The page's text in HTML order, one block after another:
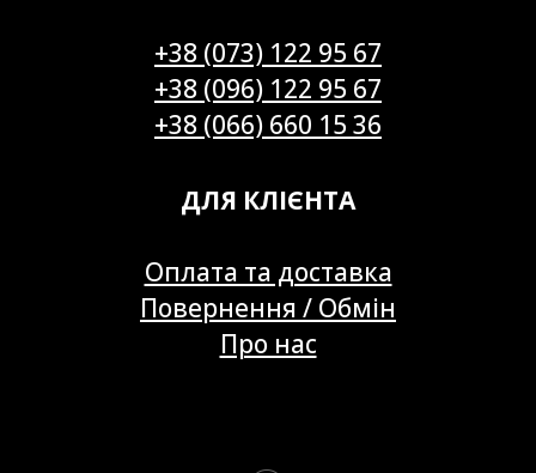
+38 (073) 122 95 67
+38 (096) 122 95 67
+38 (066) 660 15 36
ДЛЯ КЛІЄНТА
Оплата та доставка
Повернення / Обмін
Про нас